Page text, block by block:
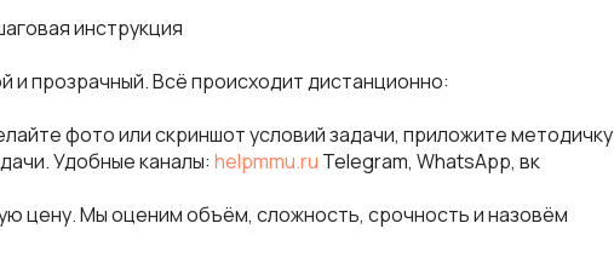
инструкция
и прозрачный. Всё происходит дистанционно:
фото или скриншот условий задачи, приложите методичку
Удобные каналы: helpmmu.ru Telegram, WhatsApp, вк
цену. Мы оценим объём, сложность, срочность и назовём